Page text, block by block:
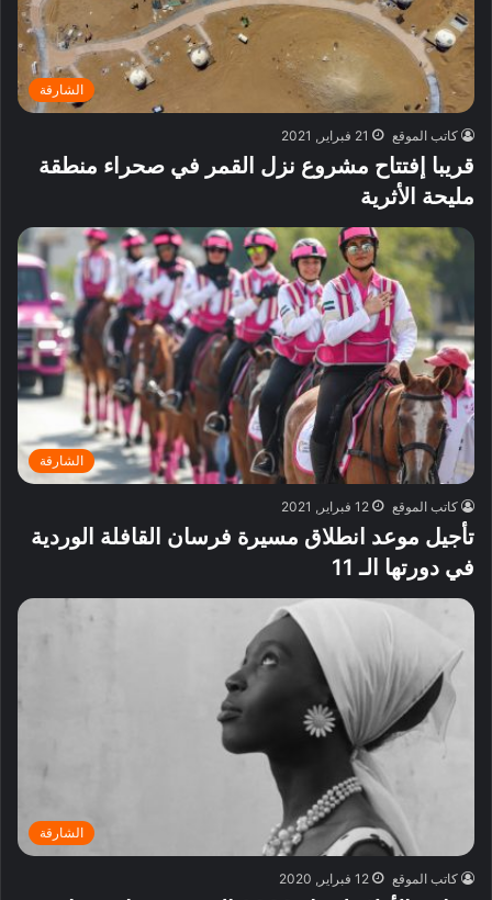
الشارقة
كاتب الموقع 21 فبراير, 2021
قريبا إفتتاح مشروع نزل القمر في صحراء منطقة
مليحة الأثرية
الشارقة
كاتب الموقع 12 فبراير, 2021
تأجيل موعد انطلاق مسيرة فرسان القافلة الوردية
في دورتها الـ 11
الشارقة
كاتب الموقع 12 فبراير, 2020